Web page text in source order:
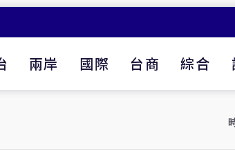
兩岸 國際 台商 綜合